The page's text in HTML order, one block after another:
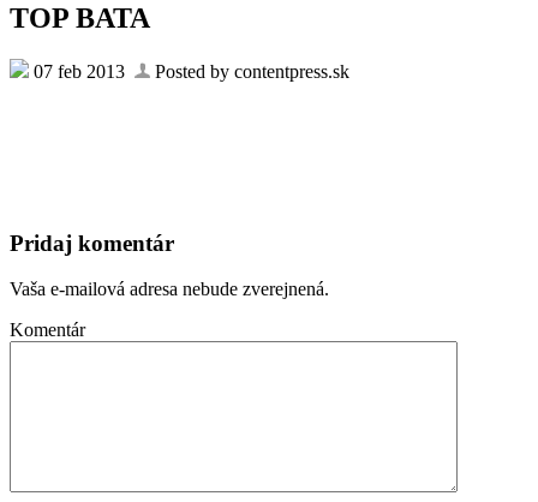
TOP BATA
07 feb 2013 Posted by contentpress.sk
Pridaj komentár
Vaša e-mailová adresa nebude zverejnená.
Komentár